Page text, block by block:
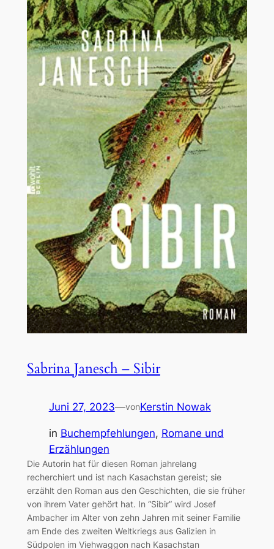
Sabrina Janesch – Sibir
Juni 27, 2023—vonKerstin Nowak
in Buchempfehlungen, Romane und
Erzählungen
Die Autorin hat für diesen Roman jahrelang
recherchiert und ist nach Kasachstan gereist; sie
erzählt den Roman aus den Geschichten, die sie früher
von ihrem Vater gehört hat. In “Sibir” wird Josef
Ambacher im Alter von zehn Jahren mit seiner Familie
am Ende des zweiten Weltkriegs aus Galizien in
Südpolen im Viehwaggon nach Kasachstan